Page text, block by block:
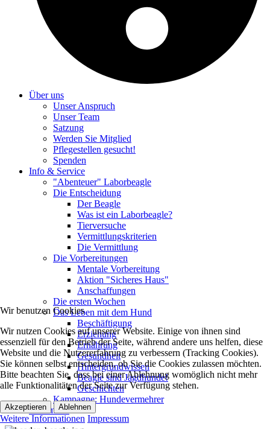
Über uns
Unser Anspruch
Unser Team
Satzung
Werden Sie Mitglied
Pflegestellen gesucht!
Spenden
Info & Service
"Abenteuer" Laborbeagle
Die Entscheidung
Der Beagle
Was ist ein Laborbeagle?
Tierversuche
Vermittlungskriterien
Die Vermittlung
Die Vorbereitungen
Mentale Vorbereitung
Aktion "Sicheres Haus"
Anschaffungen
Die ersten Wochen
Das Leben mit dem Hund
Beschäftigung
Erziehung
Ernährung
Gesundheit
Hintergrundwissen
Beagle sind Jagdhunde!
Geschichten
Kampagne: Hundevermehrer
Kolumnen
Wir benutzen Cookies
Wir nutzen Cookies auf unserer Website. Einige von ihnen sind
essenziell für den Betrieb der Seite, während andere uns helfen, diese
Website und die Nutzererfahrung zu verbessern (Tracking Cookies).
Sie können selbst entscheiden, ob Sie die Cookies zulassen möchten.
Bitte beachten Sie, dass bei einer Ablehnung womöglich nicht mehr
alle Funktionalitäten der Seite zur Verfügung stehen.
Akzeptieren Ablehnen
Weitere Informationen Impressum